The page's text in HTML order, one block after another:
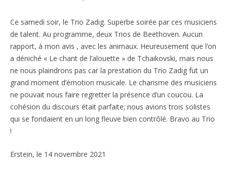
Ce samedi soir, le Trio Zadig. Superbe soirée par ces musiciens
de talent. Au programme, deux Trios de Beethoven. Aucun
rapport, à mon avis , avec les animaux. Heureusement que l’on
a déniché « Le chant de l’alouette » de Tchaikovski, mais nous
ne nous plaindrons pas car la prestation du Trio Zadig fut un
grand moment d’émotion musicale. Le charisme des musiciens
ne pouvait nous faire regretter la présence d’un coucou. La
cohésion du discours était parfaite; nous avions trois solistes
qui se fondaient en un long fleuve bien contrôlé. Bravo au Trio
!
Erstein, le 14 novembre 2021